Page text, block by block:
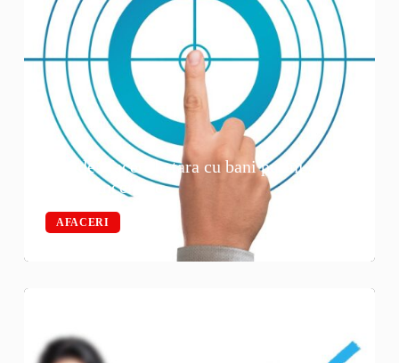
Idei de afaceri la tara cu bani putini care
merita incercate
AFACERI